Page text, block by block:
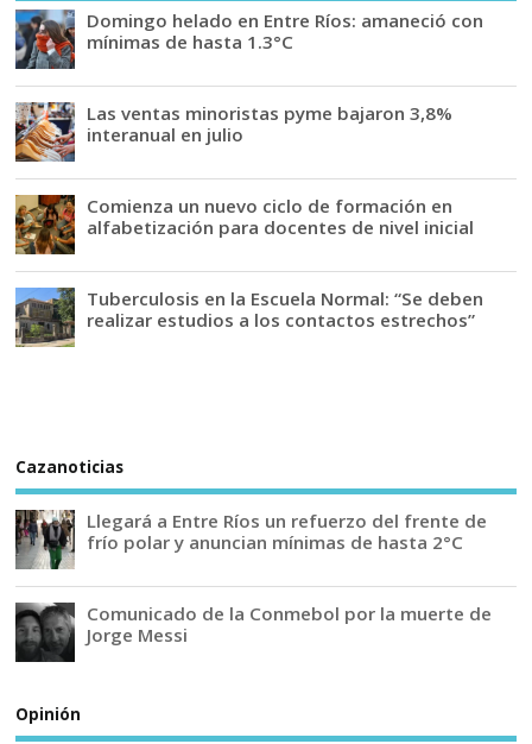
Domingo helado en Entre Ríos: amaneció con
mínimas de hasta 1.3°C
Las ventas minoristas pyme bajaron 3,8%
interanual en julio
Comienza un nuevo ciclo de formación en
alfabetización para docentes de nivel inicial
Tuberculosis en la Escuela Normal: “Se deben
realizar estudios a los contactos estrechos”
Cazanoticias
Llegará a Entre Ríos un refuerzo del frente de
frío polar y anuncian mínimas de hasta 2°C
Comunicado de la Conmebol por la muerte de
Jorge Messi
Opinión